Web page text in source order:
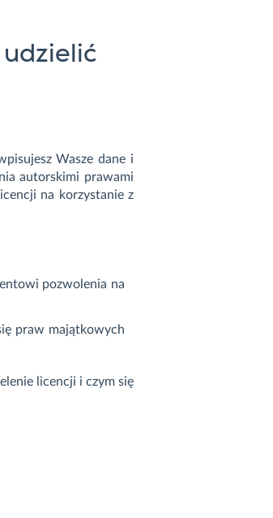
Wasze dane i
autorskimi prawami
na korzystanie z
pozwolenia na
praw majątkowych
licencji i czym się